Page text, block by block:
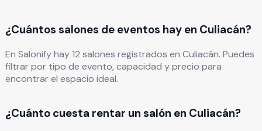
¿Cuántos salones de eventos hay en Culiacán?
En Salonify hay 12 salones registrados en Culiacán. Puedes
filtrar por tipo de evento, capacidad y precio para
encontrar el espacio ideal.
¿Cuánto cuesta rentar un salón en Culiacán?